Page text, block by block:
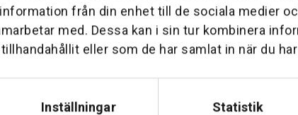
från din enhet till de sociala medier
med. Dessa kan i sin tur kombinera
eller som de har samlat in när du
Inställningar Statistik
ta bort smuts och skräp.
för optimal säkerhet.
på stötskydden.